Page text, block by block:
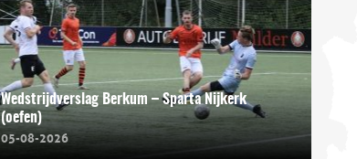
Wedstrijdverslag Berkum – Sparta Nijkerk
(oefen)
05-08-2026